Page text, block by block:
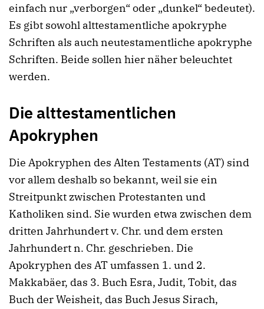
einfach nur „verborgen“ oder „dunkel“ bedeutet).
Es gibt sowohl alttestamentliche apokryphe
Schriften als auch neutestamentliche apokryphe
Schriften. Beide sollen hier näher beleuchtet
werden.
Die alttestamentlichen
Apokryphen
Die Apokryphen des Alten Testaments (AT) sind
vor allem deshalb so bekannt, weil sie ein
Streitpunkt zwischen Protestanten und
Katholiken sind. Sie wurden etwa zwischen dem
dritten Jahrhundert v. Chr. und dem ersten
Jahrhundert n. Chr. geschrieben. Die
Apokryphen des AT umfassen 1. und 2.
Makkabäer, das 3. Buch Esra, Judit, Tobit, das
Buch der Weisheit, das Buch Jesus Sirach,